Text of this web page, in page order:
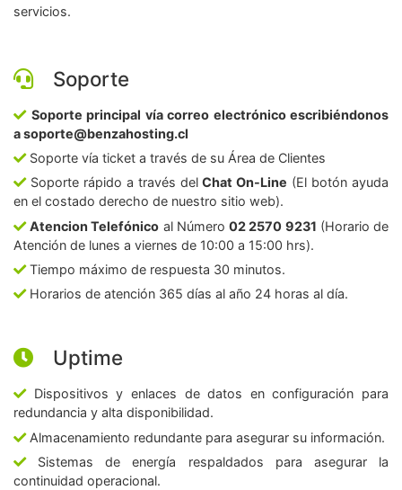
servicios.
Soporte
Soporte principal vía correo electrónico escribiéndonos
a soporte@benzahosting.cl
Soporte vía ticket a través de su Área de Clientes
Soporte rápido a través delChat On-Line (El botón ayuda
en el costado derecho de nuestro sitio web).
Atencion Telefónico al Número02 2570 9231 (Horario de
Atención de lunes a viernes de 10:00 a 15:00 hrs).
Tiempo máximo de respuesta 30 minutos.
Horarios de atención 365 días al año 24 horas al día.
Uptime
Dispositivos y enlaces de datos en configuración para
redundancia y alta disponibilidad.
Almacenamiento redundante para asegurar su información.
Sistemas de energía respaldados para asegurar la
continuidad operacional.